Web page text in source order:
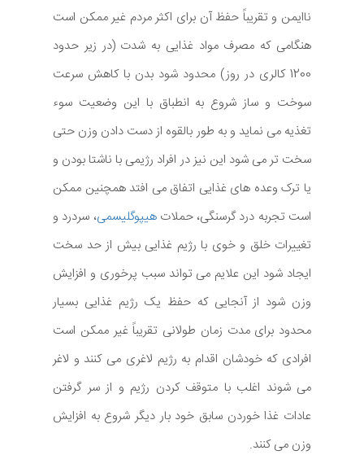
ناایمن و تقریباً حفظ آن برای اکثر مردم غیر ممکن است
هنگامی که مصرف مواد غذایی به شدت (در زیر حدود
1200 کالری در روز) محدود شود بدن با کاهش سرعت
سوخت و ساز شروع به انطباق با این وضعیت سوء
تغذیه می نماید و به طور بالقوه از دست دادن وزن حتی
سخت تر می شود این نیز در افراد رژیمی با ناشتا بودن و
یا ترک وعده های غذایی اتفاق می افتد همچنین ممکن
است تجربه درد گرسنگی، حملاتهیپوگلیسمی، سردرد و
تغییرات خلق و خوی با رژیم غذایی بیش از حد سخت
ایجاد شود این علایم می تواند سبب پرخوری و افزایش
وزن شود از آنجایی که حفظ یک رژیم غذایی بسیار
محدود برای مدت زمان طولانی تقریباً غیر ممکن است
افرادی که خودشان اقدام به رژیم لاغری می کنند و لاغر
می شوند اغلب با متوقف کردن رژیم و از سر گرفتن
عادات غذا خوردن سابق خود بار دیگر شروع به افزایش
وزن می کنند.